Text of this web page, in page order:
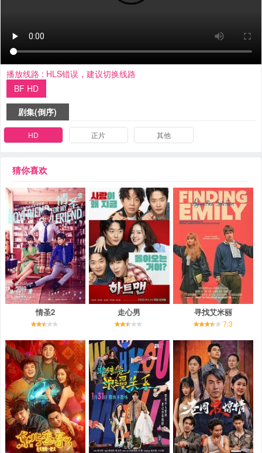
播放线路 : HLS错误，建议切换线路
BF HD
剧集(倒序)
HD 正片 其他
猜你喜欢
情圣2 走心男 寻找艾米丽
7.3